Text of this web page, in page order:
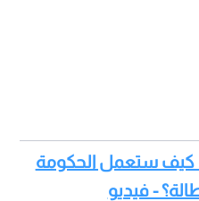
كيف ستعمل الحكومة
- فيديو